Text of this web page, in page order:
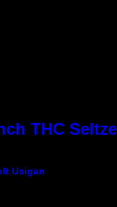
THC
Usigan